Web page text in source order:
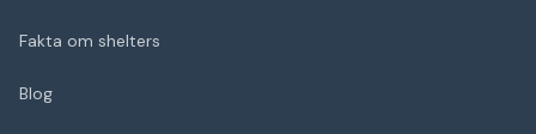
Fakta om shelters
Blog